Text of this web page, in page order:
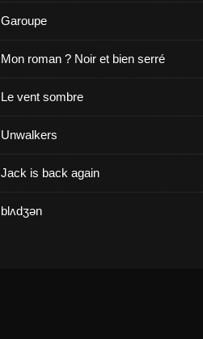
Garoupe
Mon roman ? Noir et bien serré
Le vent sombre
Unwalkers
Jack is back again
blʌdʒən